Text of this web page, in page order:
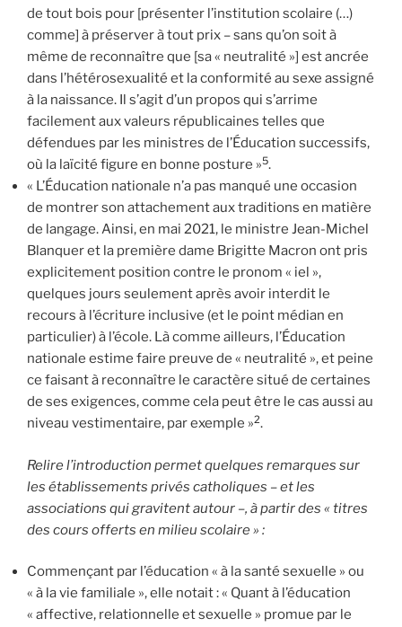
de tout bois pour [présenter l’institution scolaire (…)
comme] à préserver à tout prix – sans qu’on soit à
même de reconnaître que [sa « neutralité »] est ancrée
dans l’hétérosexualité et la conformité au sexe assigné
à la naissance. Il s’agit d’un propos qui s’arrime
facilement aux valeurs républicaines telles que
défendues par les ministres de l’Éducation successifs,
où la laïcité figure en bonne posture »5.
« L’Éducation nationale n’a pas manqué une occasion
de montrer son attachement aux traditions en matière
de langage. Ainsi, en mai 2021, le ministre Jean-Michel
Blanquer et la première dame Brigitte Macron ont pris
explicitement position contre le pronom « iel »,
quelques jours seulement après avoir interdit le
recours à l’écriture inclusive (et le point médian en
particulier) à l’école. Là comme ailleurs, l’Éducation
nationale estime faire preuve de « neutralité », et peine
ce faisant à reconnaître le caractère situé de certaines
de ses exigences, comme cela peut être le cas aussi au
niveau vestimentaire, par exemple »2.
Relire l’introduction permet quelques remarques sur
les établissements privés catholiques – et les
associations qui gravitent autour –, à partir des « titres
des cours offerts en milieu scolaire » :
Commençant par l’éducation « à la santé sexuelle » ou
« à la vie familiale », elle notait : « Quant à l’éducation
« affective, relationnelle et sexuelle » promue par le